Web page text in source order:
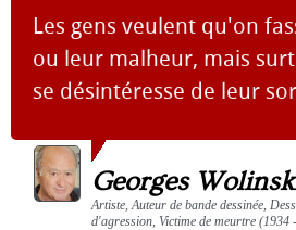
Les gens veulent qu'on
ou leur malheur, mais
se désintéresse de leur
Georges
Artiste, Auteur de bande dessinée,
d'agression, Victime de meurtre (1934